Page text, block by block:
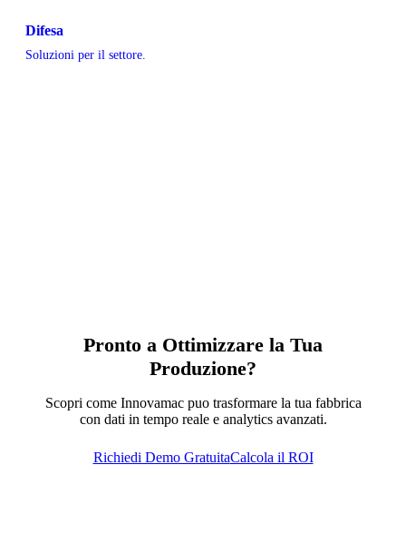
Difesa
Soluzioni per il settore.
Pronto a Ottimizzare la Tua
Produzione?
Scopri come Innovamac puo trasformare la tua fabbrica
con dati in tempo reale e analytics avanzati.
Richiedi Demo GratuitaCalcola il ROI